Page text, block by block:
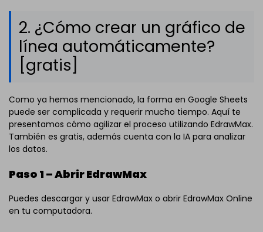
2. ¿Cómo crear un gráfico de
línea automáticamente?
[gratis]
Como ya hemos mencionado, la forma en Google Sheets
puede ser complicada y requerir mucho tiempo. Aquí te
presentamos cómo agilizar el proceso utilizando EdrawMax.
También es gratis, además cuenta con la IA para analizar
los datos.
Paso 1 – Abrir EdrawMax
Puedes descargar y usar EdrawMax o abrir EdrawMax Online
en tu computadora.